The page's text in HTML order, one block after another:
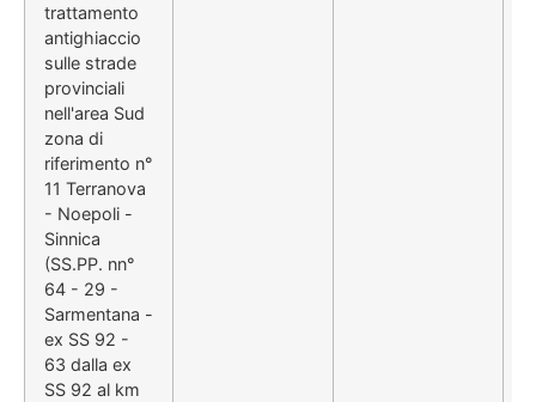
trattamento
antighiaccio
sulle strade
provinciali
nell'area Sud
zona di
riferimento n°
11 Terranova
- Noepoli -
Sinnica
(SS.PP. nn°
64 - 29 -
Sarmentana -
ex SS 92 -
63 dalla ex
SS 92 al km